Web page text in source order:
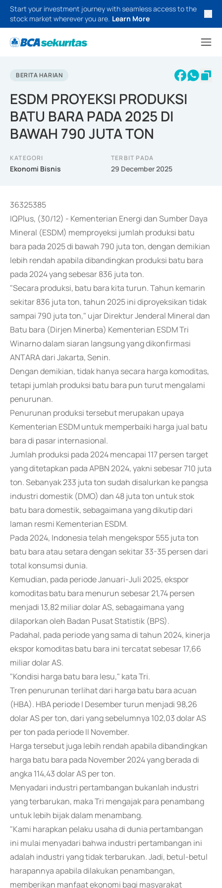
Start your investment journey with seamless access to the
stock market wherever you are. Learn More
BERITA HARIAN
ESDM PROYEKSI PRODUKSI
BATU BARA PADA 2025 DI
BAWAH 790 JUTA TON
KATEGORI
Ekonomi Bisnis
TERBIT PADA
29 December 2025
36325385
IQPlus, (30/12) - Kementerian Energi dan Sumber Daya
Mineral (ESDM) memproyeksi jumlah produksi batu
bara pada 2025 di bawah 790 juta ton, dengan demikian
lebih rendah apabila dibandingkan produksi batu bara
pada 2024 yang sebesar 836 juta ton.
"Secara produksi, batu bara kita turun. Tahun kemarin
sekitar 836 juta ton, tahun 2025 ini diproyeksikan tidak
sampai 790 juta ton," ujar Direktur Jenderal Mineral dan
Batu bara (Dirjen Minerba) Kementerian ESDM Tri
Winarno dalam siaran langsung yang dikonfirmasi
ANTARA dari Jakarta, Senin.
Dengan demikian, tidak hanya secara harga komoditas,
tetapi jumlah produksi batu bara pun turut mengalami
penurunan.
Penurunan produksi tersebut merupakan upaya
Kementerian ESDM untuk memperbaiki harga jual batu
bara di pasar internasional.
Jumlah produksi pada 2024 mencapai 117 persen target
yang ditetapkan pada APBN 2024, yakni sebesar 710 juta
ton. Sebanyak 233 juta ton sudah disalurkan ke pangsa
industri domestik (DMO) dan 48 juta ton untuk stok
batu bara domestik, sebagaimana yang dikutip dari
laman resmi Kementerian ESDM.
Pada 2024, Indonesia telah mengekspor 555 juta ton
batu bara atau setara dengan sekitar 33-35 persen dari
total konsumsi dunia.
Kemudian, pada periode Januari-Juli 2025, ekspor
komoditas batu bara menurun sebesar 21,74 persen
menjadi 13,82 miliar dolar AS, sebagaimana yang
dilaporkan oleh Badan Pusat Statistik (BPS).
Padahal, pada periode yang sama di tahun 2024, kinerja
ekspor komoditas batu bara ini tercatat sebesar 17,66
miliar dolar AS.
"Kondisi harga batu bara lesu," kata Tri.
Tren penurunan terlihat dari harga batu bara acuan
(HBA). HBA periode I Desember turun menjadi 98,26
dolar AS per ton, dari yang sebelumnya 102,03 dolar AS
per ton pada periode II November.
Harga tersebut juga lebih rendah apabila dibandingkan
harga batu bara pada November 2024 yang berada di
angka 114,43 dolar AS per ton.
Menyadari industri pertambangan bukanlah industri
yang terbarukan, maka Tri mengajak para penambang
untuk lebih bijak dalam menambang.
"Kami harapkan pelaku usaha di dunia pertambangan
ini mulai menyadari bahwa industri pertambangan ini
adalah industri yang tidak terbarukan. Jadi, betul-betul
harapannya apabila dilakukan penambangan,
memberikan manfaat ekonomi bagi masyarakat